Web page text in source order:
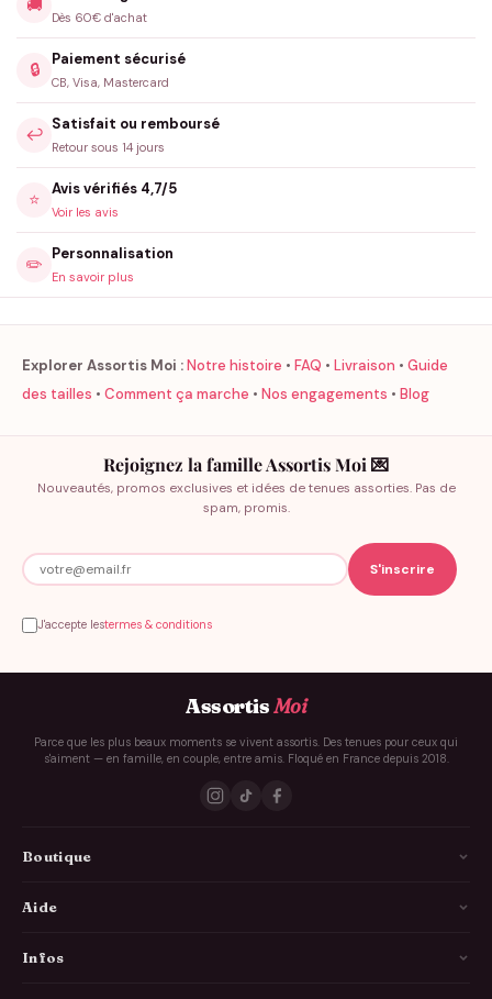
🚚
Dès 60€ d'achat
🔒
Paiement sécurisé
CB, Visa, Mastercard
↩️
Satisfait ou remboursé
Retour sous 14 jours
⭐
Avis vérifiés 4,7/5
Voir les avis
✏️
Personnalisation
En savoir plus
Explorer Assortis Moi :Notre histoire • FAQ • Livraison • Guide
des tailles • Comment ça marche • Nos engagements • Blog
Rejoignez la famille Assortis Moi 💌
Nouveautés, promos exclusives et idées de tenues assorties. Pas de
spam, promis.
J'accepte lestermes & conditions
AssortisMoi
Parce que les plus beaux moments se vivent assortis. Des tenues pour ceux qui
s'aiment — en famille, en couple, entre amis. Floqué en France depuis 2018.
Boutique
Aide
Infos